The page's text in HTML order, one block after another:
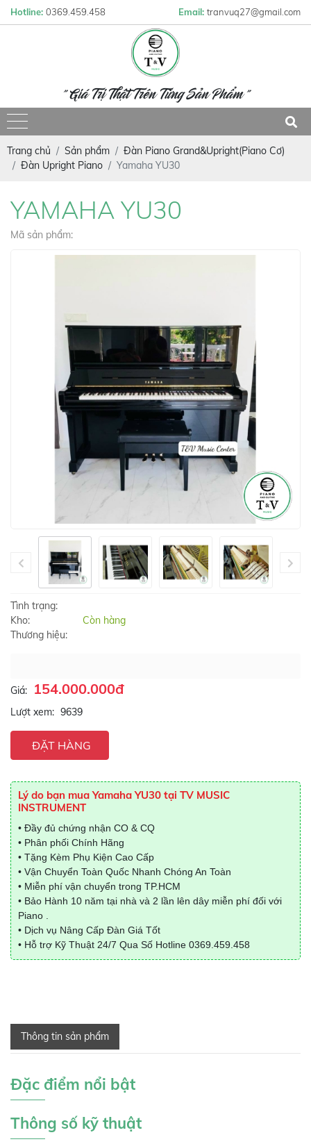
Hotline: 0369.459.458 Email: tranvuq27@gmail.com
" Giá Trị Thật Trên Từng Sản Phẩm "
Trang chủ Sản phẩm
Đàn Piano Grand&Upright(Piano Cơ)
Đàn Upright Piano
Yamaha YU30
YAMAHA YU30
Mã sản phẩm:
Tình trạng:
Kho:
Còn hàng
Thương hiệu:
Giá: 154.000.000đ
Lượt xem: 9639
ĐẶT HÀNG
Lý do bạn mua Yamaha YU30 tại TV MUSIC
INSTRUMENT
• Đầy đủ chứng nhận CO & CQ
• Phân phối Chính Hãng
• Tặng Kèm Phụ Kiện Cao Cấp
• Vận Chuyển Toàn Quốc Nhanh Chóng An Toàn
• Miễn phí vận chuyển trong TP.HCM
• Bảo Hành 10 năm tại nhà và 2 lần lên dây miễn phí đối với
Piano .
• Dịch vụ Nâng Cấp Đàn Giá Tốt
• Hỗ trợ Kỹ Thuật 24/7 Qua Số Hotline 0369.459.458
Thông tin sản phẩm
Đặc điểm nổi bật
Thông số kỹ thuật